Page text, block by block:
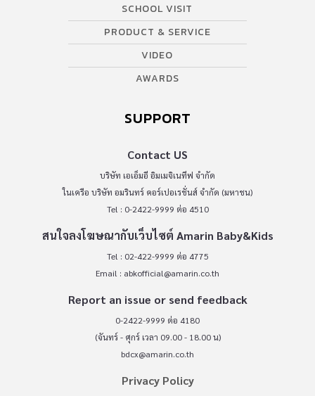
SCHOOL VISIT
PRODUCT & SERVICE
VIDEO
AWARDS
SUPPORT
Contact US
บริษัท เอเอ็มอี อิมเมจิเนทีฟ จำกัด
ในเครือ บริษัท อมรินทร์ คอร์เปอเรชั่นส์ จำกัด (มหาชน)
Tel : 0-2422-9999 ต่อ 4510
สนใจลงโฆษณากับเว็บไซต์ Amarin Baby&Kids
Tel : 02-422-9999 ต่อ 4775
Email : abkofficial@amarin.co.th
Report an issue or send feedback
0-2422-9999 ต่อ 4180
(จันทร์ - ศุกร์ เวลา 09.00 - 18.00 น)
bdcx@amarin.co.th
Privacy Policy